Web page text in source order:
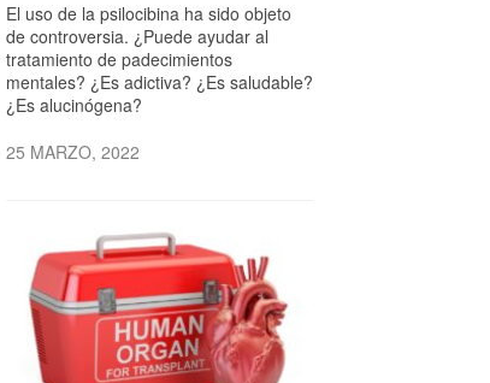
El uso de la psilocibina ha sido objeto
de controversia. ¿Puede ayudar al
tratamiento de padecimientos
mentales? ¿Es adictiva? ¿Es saludable?
¿Es alucinógena?
25 MARZO, 2022